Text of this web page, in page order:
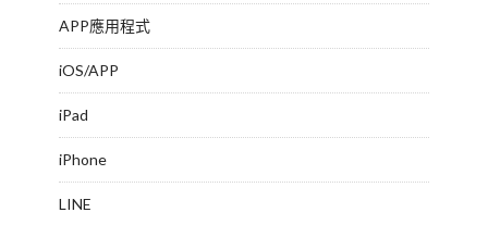
APP應用程式
iOS/APP
iPad
iPhone
LINE